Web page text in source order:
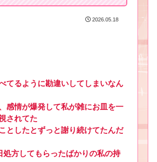
2026.05.18
てるように勘違いしてしまいなん
感情が爆発して私が雑にお皿を一
されてた
としたとずっと謝り続けてたんだ
方してもらったばかりの私の持